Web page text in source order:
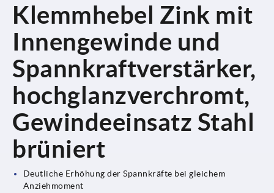
Klemmhebel Zink mit
Innengewinde und
Spannkraftverstärker,
hochglanzverchromt,
Gewindeeinsatz Stahl
brüniert
Deutliche Erhöhung der Spannkräfte bei gleichem
Anziehmoment